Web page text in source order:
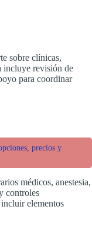
sobre clínicas,
incluye revisión de
para coordinar
precios y
médicos, anestesia,
controles
elementos